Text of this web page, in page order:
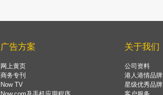
广告方案
网上黄页
商务专刊
Now TV
关于我们
公司资料
港人港情品
星级优秀品